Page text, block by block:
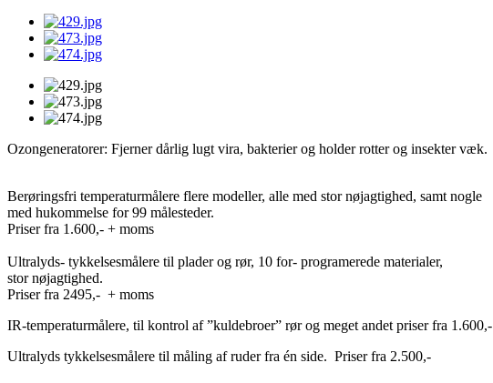
Ozongeneratorer: Fjerner dårlig lugt vira, bakterier og holder rotter og insekter væk.
Berøringsfri temperaturmålere flere modeller, alle med stor nøjagtighed, samt nogle
med hukommelse for 99 målesteder.
Priser fra 1.600,- + moms
Ultralyds- tykkelsesmålere til plader og rør, 10 for- programerede materialer,
stor nøjagtighed.
Priser fra 2495,- + moms
IR-temperaturmålere, til kontrol af ”kuldebroer” rør og meget andet priser fra 1.600,-
Ultralyds tykkelsesmålere til måling af ruder fra én side. Priser fra 2.500,-